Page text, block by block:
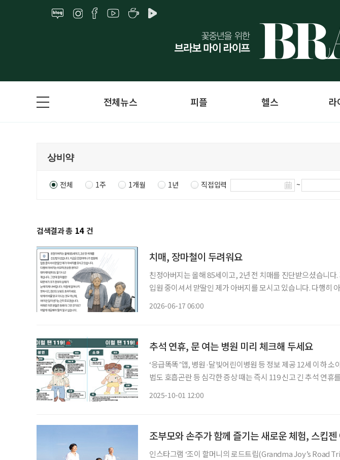
전체뉴스 피플 헬스 라
전체 1주 1개월 1년 직접입력 ~
검색결과 총 14 건
치매, 장마철이 두려워요
친정아버지는 올해 85세이고, 2년 전 치매를 진단받으셨습니다
입원 중이셔서 맏딸인 제가 아버지를 모시고 있습니다. 다행히
2026-06-17 06:00
추석 연휴, 문 여는 병원 미리 체크해 두세요
‘응급똑똑’앱, 병원·달빛어린이병원 등 정보 제공 12세 이하 소
법도 호흡곤란 등 심각한 증상 때는 즉시 119 신고 긴 추석 연휴를 맞이해 병원·의원 등 의료
2025-10-01 12:00
조부모와 손주가 함께 즐기는 새로운 체험, 스킵젠
인스타그램 ‘조이 할머니의 로드트립(Grandma Joy’s Road